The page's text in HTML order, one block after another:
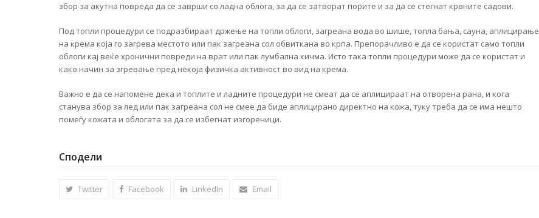
збор за акутна повреда да се заврши со ладна облога, за да се затворат порите и за да се стегнат крвните садови.
Под топли процедури се подразбираат држење на топли облоги, загреана вода во шише, топла бања, сауна, аплицирање
на крема која го загрева местото или пак загреана сол обвиткана во крпа. Препорачливо е да се користат само топли
облоги кај веќе хронични повреди на врат или пак лумбална кичма. Исто така топли процедури може да се користат и
како начин за згревање пред некоја физичка активност во вид на крема.
Важно е да се напомене дека и топлите и ладните процедури не смеат да се аплицираат на отворена рана, и кога
станува збор за лед или пак загреана сол не смее да биде аплицирано директно на кожа, туку треба да се има нешто
помеѓу кожата и облогата за да се избегнат изгореници.
Сподели
Twitter Facebook LinkedIn Email